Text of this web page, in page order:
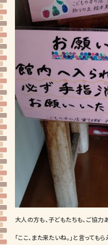
大人の方も、子どもたちも、ご協力
「ここ、また来たいね。」と言っても